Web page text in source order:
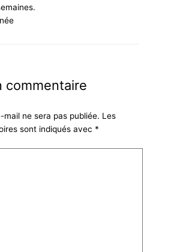
commentaire
mail ne sera pas publiée. Les
sont indiqués avec *